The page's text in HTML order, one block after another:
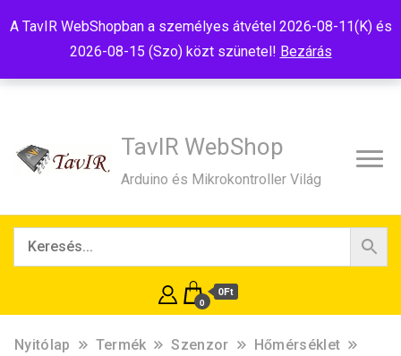
A TavIR WebShopban a személyes átvétel 2026-08-11(K) és
2026-08-15 (Szo) közt szünetel! Bezárás
TavIR WebShop
Arduino és Mikrokontroller Világ
0
0Ft
Nyitólap Termék Szenzor
Hőmérséklet